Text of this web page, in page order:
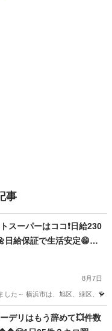
事
スーパーはココ❗️日給230
日給保証で生活安定😁😁
8月7日
た～ 横浜市は、旭区、緑区、
ネットスーパー
デリはもう辞めて💥件数